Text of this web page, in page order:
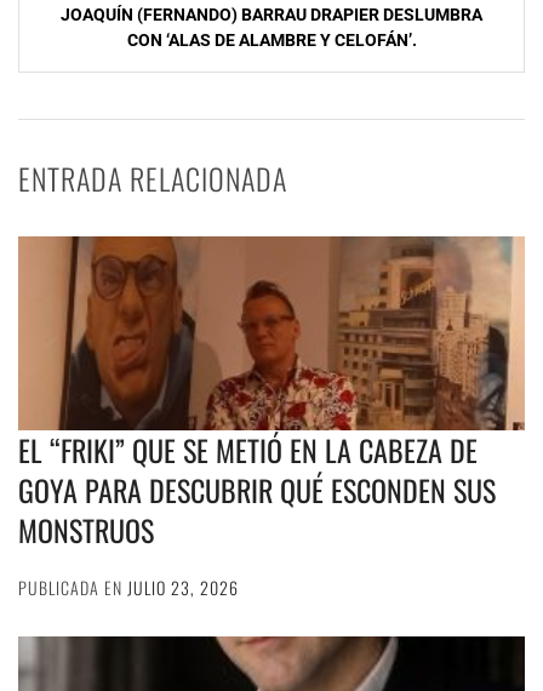
JOAQUÍN (FERNANDO) BARRAU DRAPIER DESLUMBRA
CON ‘ALAS DE ALAMBRE Y CELOFÁN’.
ENTRADA RELACIONADA
EL “FRIKI” QUE SE METIÓ EN LA CABEZA DE
GOYA PARA DESCUBRIR QUÉ ESCONDEN SUS
MONSTRUOS
PUBLICADA EN JULIO 23, 2026